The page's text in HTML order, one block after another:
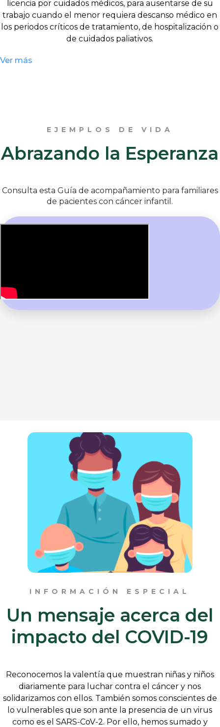
licencia por cuidados médicos, para ausentarse de su
trabajo cuando el menor requiera descanso médico en
los periodos críticos de tratamiento, de hospitalización o
de cuidados paliativos.
Ver más
EJEMPLOS DE VIDA
Abrazando la Esperanza
Consulta esta Guía de acompañamiento para familiares
de pacientes con cáncer infantil.
INFORMACIÓN ESPECIAL
Un mensaje acerca del
impacto del COVID-19
Reconocemos la valentía que muestran niñas y niños
diariamente para luchar contra el cáncer y nos
solidarizamos con ellos. También somos conscientes de
lo vulnerables que son ante la presencia de un virus
como es el SARS-CoV-2. Por ello, hemos sumado y